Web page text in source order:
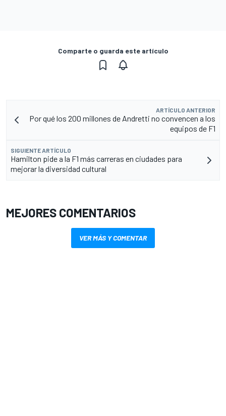
Comparte o guarda este artículo
ARTÍCULO ANTERIOR
Por qué los 200 millones de Andretti no convencen a los
equipos de F1
SIGUIENTE ARTÍCULO
Hamilton pide a la F1 más carreras en ciudades para
mejorar la diversidad cultural
MEJORES COMENTARIOS
VER MÁS Y COMENTAR